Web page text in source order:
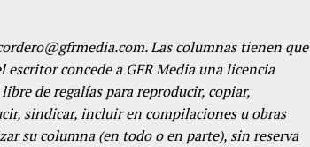
Las columnas tienen que
concede a GFR Media una licencia
de regalías para reproducir, copiar,
sindicar, incluir en compilaciones u obras
su columna (en todo o en parte), sin reserva